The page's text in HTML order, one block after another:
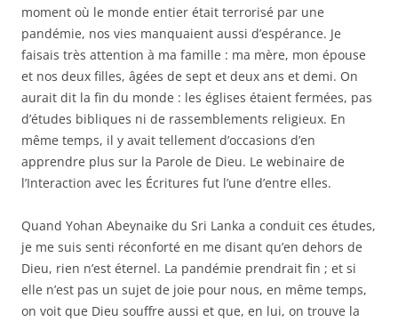
moment où le monde entier était terrorisé par une
pandémie, nos vies manquaient aussi d’espérance. Je
faisais très attention à ma famille : ma mère, mon épouse
et nos deux filles, âgées de sept et deux ans et demi. On
aurait dit la fin du monde : les églises étaient fermées, pas
d’études bibliques ni de rassemblements religieux. En
même temps, il y avait tellement d’occasions d’en
apprendre plus sur la Parole de Dieu. Le webinaire de
l’Interaction avec les Écritures fut l’une d’entre elles.
Quand Yohan Abeynaike du Sri Lanka a conduit ces études,
je me suis senti réconforté en me disant qu’en dehors de
Dieu, rien n’est éternel. La pandémie prendrait fin ; et si
elle n’est pas un sujet de joie pour nous, en même temps,
on voit que Dieu souffre aussi et que, en lui, on trouve la